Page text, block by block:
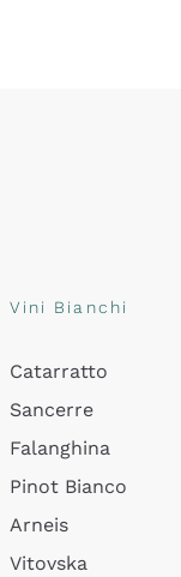
Vini Bianchi
Catarratto
Sancerre
Falanghina
Pinot Bianco
Arneis
Vitovska